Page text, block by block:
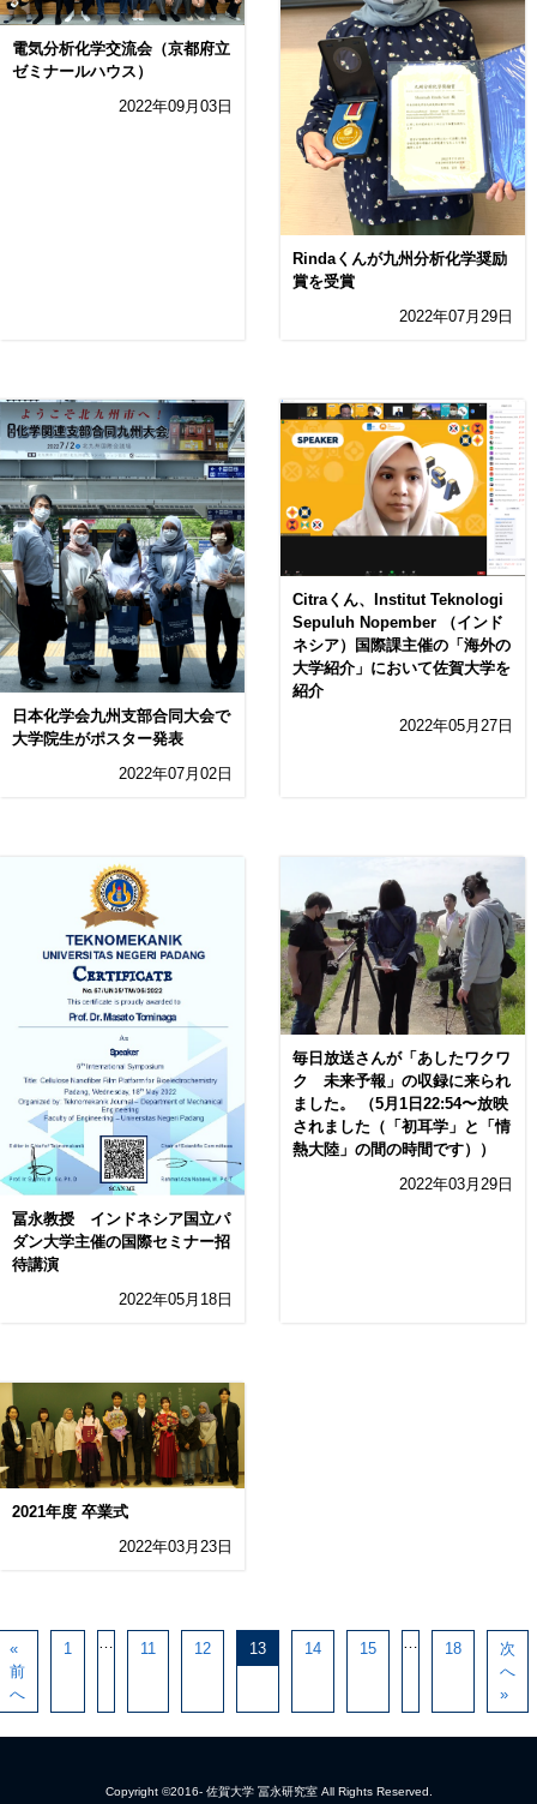
電気分析化学交流会（京都府立
ゼミナールハウス）
2022年09月03日
Rindaくんが九州分析化学奨励
賞を受賞
2022年07月29日
日本化学会九州支部合同大会で
大学院生がポスター発表
2022年07月02日
Citraくん、Institut Teknologi
Sepuluh Nopember （インド
ネシア）国際課主催の「海外の
大学紹介」において佐賀大学を
紹介
2022年05月27日
冨永教授 インドネシア国立パ
ダン大学主催の国際セミナー招
待講演
2022年05月18日
毎日放送さんが「あしたワクワ
ク 未来予報」の収録に来られ
ました。 （5月1日22:54〜放映
されました（「初耳学」と「情
熱大陸」の間の時間です））
2022年03月29日
2021年度 卒業式
2022年03月23日
«
前
へ
1 11 12 13 14 15 18
次
へ
»
Copyright ©2016- 佐賀大学 冨永研究室 All Rights Reserved.